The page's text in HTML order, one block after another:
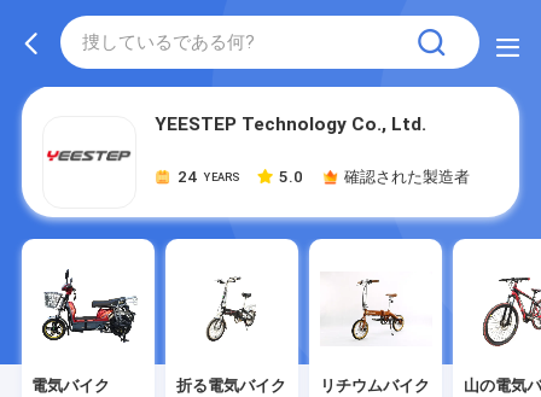
YEESTEP Technology Co., Ltd.
24 YEARS 5.0 確認された製造者
電気バイク 折る電気バイク リチウムバイク 山の電気